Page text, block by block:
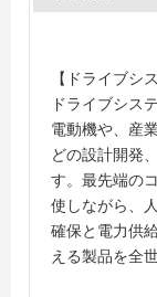
【ドライブシ
ドライブシス
電動機や、産
どの設計開発
す。最先端の
使しながら、
確保と電力供
える製品を全